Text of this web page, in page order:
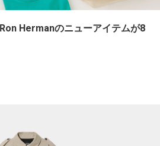
Hermanのニューアイテムが8